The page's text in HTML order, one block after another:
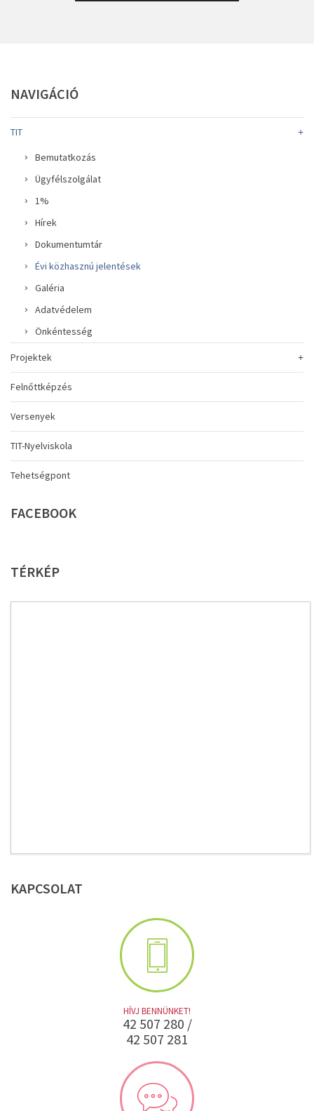
NAVIGÁCIÓ
TIT
Bemutatkozás
Ügyfélszolgálat
1%
Hírek
Dokumentumtár
Évi közhasznú jelentések
Galéria
Adatvédelem
Önkéntesség
Projektek
Felnőttképzés
Versenyek
TIT-Nyelviskola
Tehetségpont
FACEBOOK
TÉRKÉP
KAPCSOLAT
HÍVJ BENNÜNKET!
42 507 280 /
42 507 281